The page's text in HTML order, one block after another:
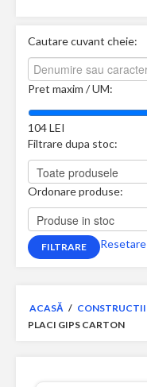
Cautare cuvant cheie:
Pret maxim / UM:
104LEI
Filtrare dupa stoc:
Ordonare produse:
Resetare
ACASĂ / CONSTRUCTII
PLACI GIPS CARTON